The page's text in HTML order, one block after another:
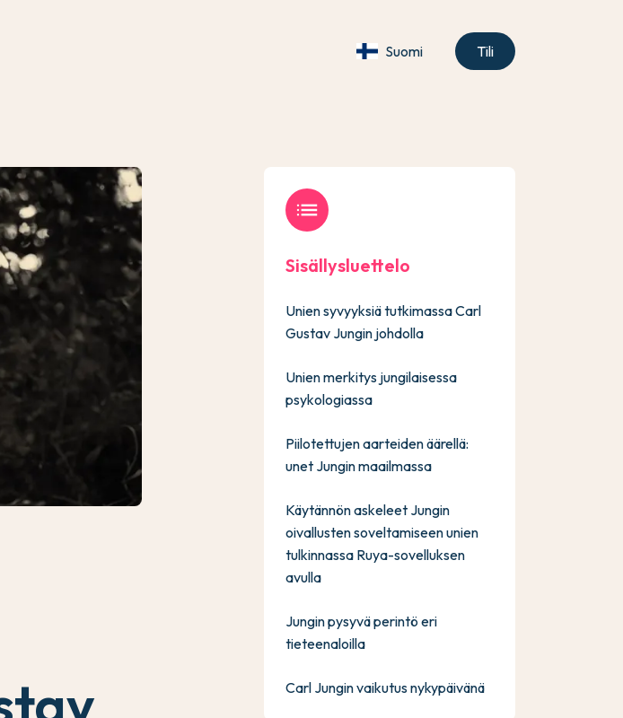
Suomi Tili
list
Sisällysluettelo
Unien syvyyksiä tutkimassa Carl
Gustav Jungin johdolla
Unien merkitys jungilaisessa
psykologiassa
Piilotettujen aarteiden äärellä:
unet Jungin maailmassa
Käytännön askeleet Jungin
oivallusten soveltamiseen unien
tulkinnassa Ruya-sovelluksen
avulla
Jungin pysyvä perintö eri
tieteenaloilla
Carl Jungin vaikutus nykypäivänä